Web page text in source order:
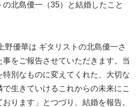
の北島優一（35）と結婚したこと
野優華は ギタリストの北島優一さ
事をご報告させていただきます。当
別なものに変えてくれた、大切な
で生きていけるこれからの未来にこ
ります」とつづり、結婚を報告。